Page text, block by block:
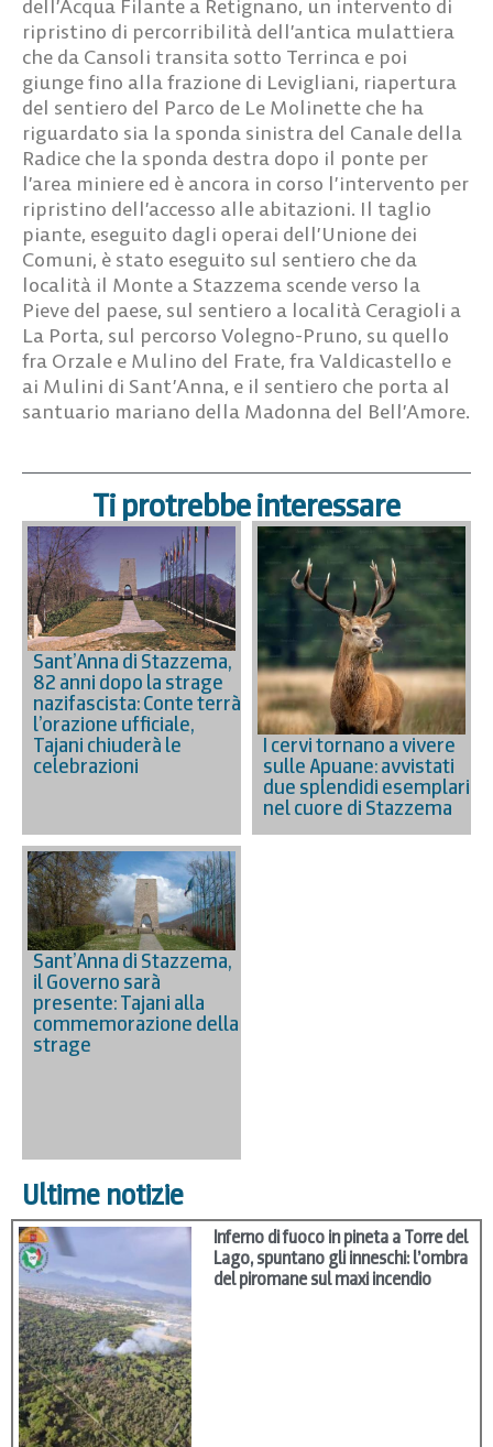
dell’Acqua Filante a Retignano, un intervento di
ripristino di percorribilità dell’antica mulattiera
che da Cansoli transita sotto Terrinca e poi
giunge fino alla frazione di Levigliani, riapertura
del sentiero del Parco de Le Molinette che ha
riguardato sia la sponda sinistra del Canale della
Radice che la sponda destra dopo il ponte per
l’area miniere ed è ancora in corso l’intervento per
ripristino dell’accesso alle abitazioni. Il taglio
piante, eseguito dagli operai dell’Unione dei
Comuni, è stato eseguito sul sentiero che da
località il Monte a Stazzema scende verso la
Pieve del paese, sul sentiero a località Ceragioli a
La Porta, sul percorso Volegno-Pruno, su quello
fra Orzale e Mulino del Frate, fra Valdicastello e
ai Mulini di Sant’Anna, e il sentiero che porta al
santuario mariano della Madonna del Bell’Amore.
Ti protrebbe interessare
Sant’Anna di Stazzema,
82 anni dopo la strage
nazifascista: Conte terrà
l’orazione ufficiale,
Tajani chiuderà le
celebrazioni
I cervi tornano a vivere
sulle Apuane: avvistati
due splendidi esemplari
nel cuore di Stazzema
Sant’Anna di Stazzema,
il Governo sarà
presente: Tajani alla
commemorazione della
strage
Ultime notizie
Inferno di fuoco in pineta a Torre del
Lago, spuntano gli inneschi: l’ombra
del piromane sul maxi incendio